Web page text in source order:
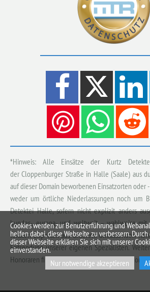
*Hinweis: Alle Einsätze der Kurtz
der Cloppenburger Straße in Halle (Saale) aus
auf dieser Domain beworbenen Einsatzorten oder
weder um örtliche Niederlassungen noch um
Detektei Halle, sofern nicht explizit anders
bundes-, europa- und weltweit – wahlweise
lokalen Experten aus unserem umfassenden
Entsendung unserer eigenen Spezialisten.
Honoraren finden Siehierund zu den
Cookies werden zur Benutzerführung und
helfen dabei, diese Webseite zu verbessern.
dieser Webseite erklären Sie sich mit unserer
einverstanden.
Nur notwendige akzeptieren